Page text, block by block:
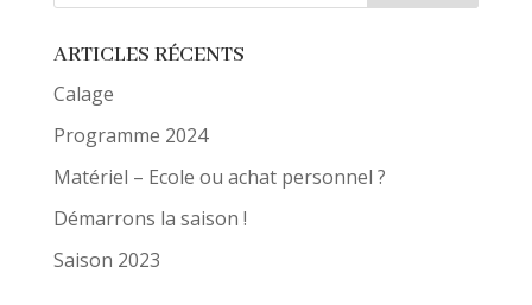
ARTICLES RÉCENTS
Calage
Programme 2024
Matériel – Ecole ou achat personnel ?
Démarrons la saison !
Saison 2023